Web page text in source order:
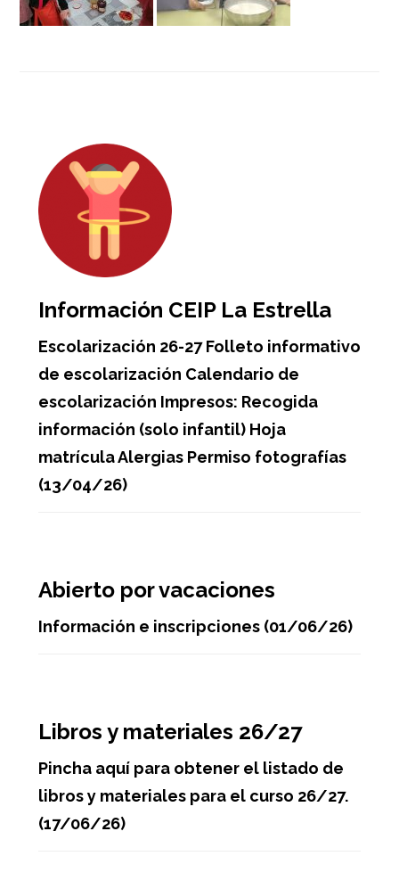
Barra
lateral
primaria
Información CEIP La Estrella
Escolarización 26-27 Folleto informativo
de escolarización Calendario de
escolarización Impresos: Recogida
información (solo infantil) Hoja
matrícula Alergias Permiso fotografías
(13/04/26)
Abierto por vacaciones
Información e inscripciones (01/06/26)
Libros y materiales 26/27
Pincha aquí para obtener el listado de
libros y materiales para el curso 26/27.
(17/06/26)